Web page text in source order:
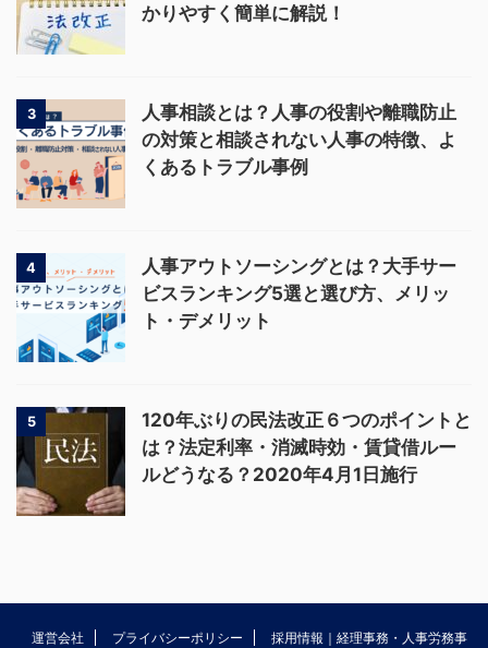
かりやすく簡単に解説！
3
人事相談とは？人事の役割や離職防止
の対策と相談されない人事の特徴、よ
くあるトラブル事例
4
人事アウトソーシングとは？大手サー
ビスランキング5選と選び方、メリッ
ト・デメリット
5
120年ぶりの民法改正６つのポイントと
は？法定利率・消滅時効・賃貸借ルー
ルどうなる？2020年4月1日施行
運営会社 プライバシーポリシー
採用情報｜経理事務・人事労務事